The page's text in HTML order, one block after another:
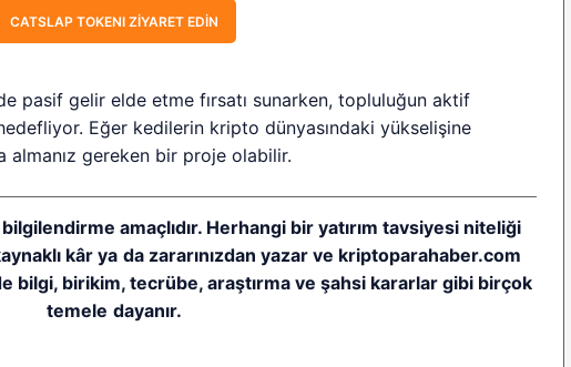
CATSLAP TOKENI ZIYARET EDIN
pasif gelir elde etme fırsatı sunarken, topluluğun aktif
Eğer kedilerin kripto dünyasındaki yükselişine
almanız gereken bir proje olabilir.
amaçlıdır. Herhangi bir yatırım tavsiyesi niteliği
kâr ya da zararınızdan yazar ve kriptoparahaber.com
bilgi, birikim, tecrübe, araştırma ve şahsi kararlar gibi birçok
temele dayanır.